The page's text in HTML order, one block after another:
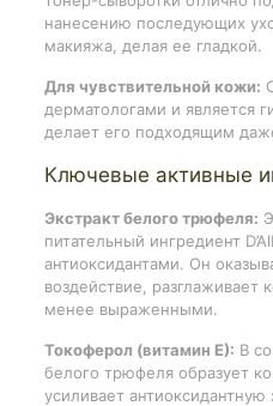
нанесению последующих
макияжа, делая ее гладкой.
Для чувствительной кожи:
дерматологами и является
делает его подходящим
Ключевые активные
Экстракт белого трюфеля:
питательный ингредиент
антиоксидантами. Он
воздействие,
менее выраженными.
Токоферол (витамин Е): В
белого трюфеля образует
усиливает антиоксидантную